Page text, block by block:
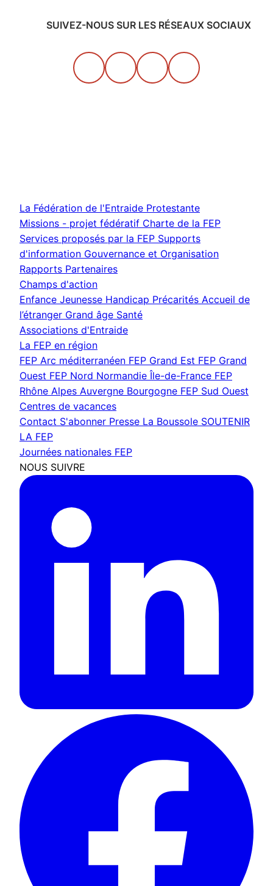
SUIVEZ-NOUS SUR LES RÉSEAUX SOCIAUX
La Fédération de l'Entraide Protestante
Missions - projet fédératif Charte de la FEP
Services proposés par la FEP Supports
d'information Gouvernance et Organisation
Rapports Partenaires
Champs d'action
Enfance Jeunesse Handicap Précarités Accueil de
l’étranger Grand âge Santé
Associations d'Entraide
La FEP en région
FEP Arc méditerranéen FEP Grand Est FEP Grand
Ouest FEP Nord Normandie Île-de-France FEP
Rhône Alpes Auvergne Bourgogne FEP Sud Ouest
Centres de vacances
Contact S'abonner Presse La Boussole SOUTENIR
LA FEP
Journées nationales FEP
NOUS SUIVRE